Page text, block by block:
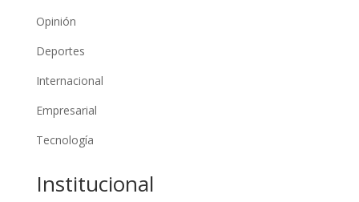
Opinión
Deportes
Internacional
Empresarial
Tecnología
Institucional